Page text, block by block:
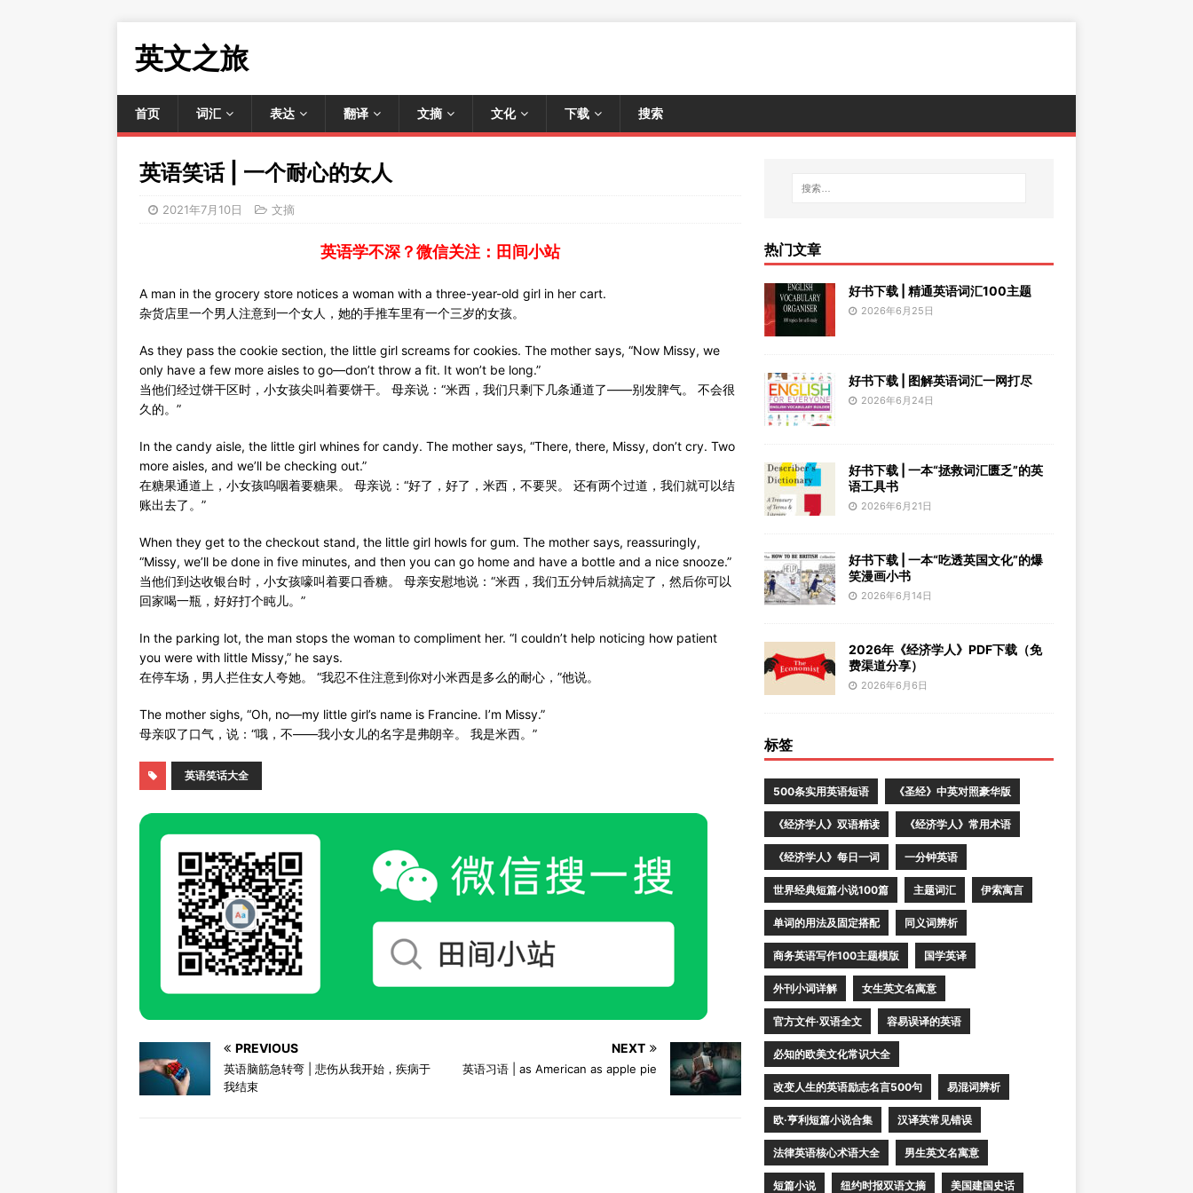
英文之旅
首页 词汇 表达 翻译 文摘 文化 下载 搜索
英语笑话 | 一个耐心的女人
2021年7月10日 文摘
英语学不深？微信关注：田间小站
A man in the grocery store notices a woman with a three-year-old girl in her cart.
杂货店里一个男人注意到一个女人，她的手推车里有一个三岁的女孩。
As they pass the cookie section, the little girl screams for cookies. The mother says, “Now Missy, we
only have a few more aisles to go—don’t throw a fit. It won’t be long.”
当他们经过饼干区时，小女孩尖叫着要饼干。 母亲说：“米西，我们只剩下几条通道了——别发脾气。 不会很
久的。”
In the candy aisle, the little girl whines for candy. The mother says, “There, there, Missy, don’t cry. Two
more aisles, and we’ll be checking out.”
在糖果通道上，小女孩呜咽着要糖果。 母亲说：“好了，好了，米西，不要哭。 还有两个过道，我们就可以结
账出去了。”
When they get to the checkout stand, the little girl howls for gum. The mother says, reassuringly,
“Missy, we’ll be done in five minutes, and then you can go home and have a bottle and a nice snooze.”
当他们到达收银台时，小女孩嚎叫着要口香糖。 母亲安慰地说：“米西，我们五分钟后就搞定了，然后你可以
回家喝一瓶，好好打个盹儿。”
In the parking lot, the man stops the woman to compliment her. “I couldn’t help noticing how patient
you were with little Missy,” he says.
在停车场，男人拦住女人夸她。 “我忍不住注意到你对小米西是多么的耐心，”他说。
The mother sighs, “Oh, no—my little girl’s name is Francine. I’m Missy.”
母亲叹了口气，说：“哦，不——我小女儿的名字是弗朗辛。 我是米西。”
英语笑话大全
PREVIOUS
英语脑筋急转弯 | 悲伤从我开始，疾病于
我结束
NEXT
英语习语 | as American as apple pie
热门文章
好书下载 | 精通英语词汇100主题
2026年6月25日
好书下载 | 图解英语词汇一网打尽
2026年6月24日
好书下载 | 一本“拯救词汇匮乏”的英
语工具书
2026年6月21日
好书下载 | 一本“吃透英国文化”的爆
笑漫画小书
2026年6月14日
2026年《经济学人》PDF下载（免
费渠道分享）
2026年6月6日
标签
500条实用英语短语 《圣经》中英对照豪华版
《经济学人》双语精读 《经济学人》常用术语
《经济学人》每日一词 一分钟英语
世界经典短篇小说100篇 主题词汇 伊索寓言
单词的用法及固定搭配 同义词辨析
商务英语写作100主题模版 国学英译
外刊小词详解 女生英文名寓意
官方文件·双语全文 容易误译的英语
必知的欧美文化常识大全
改变人生的英语励志名言500句 易混词辨析
欧·亨利短篇小说合集 汉译英常见错误
法律英语核心术语大全 男生英文名寓意
短篇小说 纽约时报双语文摘 美国建国史话